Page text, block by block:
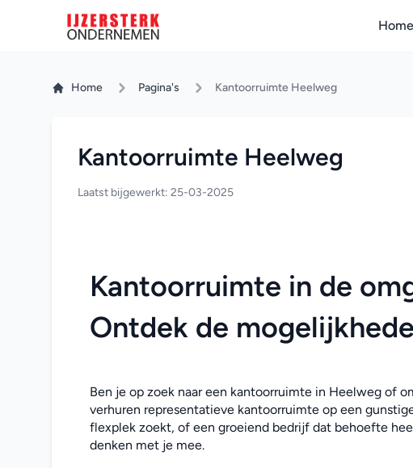
Home
Home Pagina's Kantoorruimte Heelweg
Kantoorruimte Heelweg
Laatst bijgewerkt: 25-03-2025
Kantoorruimte in de
Ontdek de
Ben je op zoek naar een kantoorruimte in Heelweg of
verhuren representatieve kantoorruimte op een
flexplek zoekt, of een groeiend bedrijf dat behoefte
denken met je mee.